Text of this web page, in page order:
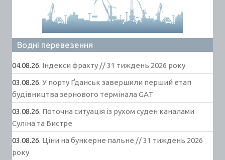
Водні перевезення
04.08.26. Індекси фрахту // 31 тиждень 2026 року
03.08.26. У порту Ґданськ завершили перший етап
будівництва зернового термінала GAT
03.08.26. Поточна ситуація із рухом суден каналами
Суліна та Бистре
03.08.26. Ціни на бункерне пальне // 31 тиждень 2026
року